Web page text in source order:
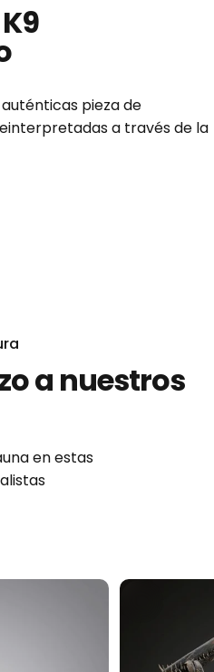
K9
pieza de
a través de la
a nuestros
en estas